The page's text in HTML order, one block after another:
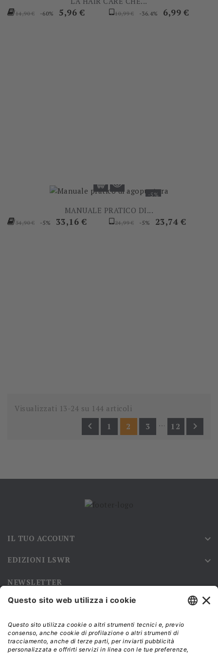
Prezzo
14,90 € -60% Prezzo
5,96 €
Prezzo
10,99 € -36.4% Prezzo
6,99 €
-5%
MANUALE PRATICO DI...
Prezzo
34,90 € -5% Prezzo
33,16 €
Prezzo
24,99 € -5% Prezzo
23,74 €
Visualizzati 13-24 su 144 articoli
 1 2 3 … 12 
IL TUO ACCOUNT 
EDIZIONI LSWR 
NEWSLETTER
Iscriviti alla nostra newsletter e rimani sempre aggiornato sulle